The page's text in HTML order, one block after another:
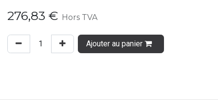
276,83 € Hors TVA
Ajouter au panier